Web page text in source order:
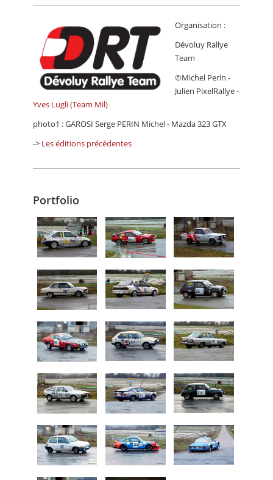
Organisation :
Dévoluy Rallye
Team
©Michel Perin -
Julien PixelRallye -
Yves Lugli (Team Mil)
photo1 : GAROSI Serge PERIN Michel - Mazda 323 GTX
-> Les éditions précédentes
Portfolio